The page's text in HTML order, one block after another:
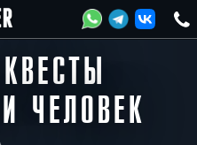
КВЕСТЫ
ЧЕЛОВЕК